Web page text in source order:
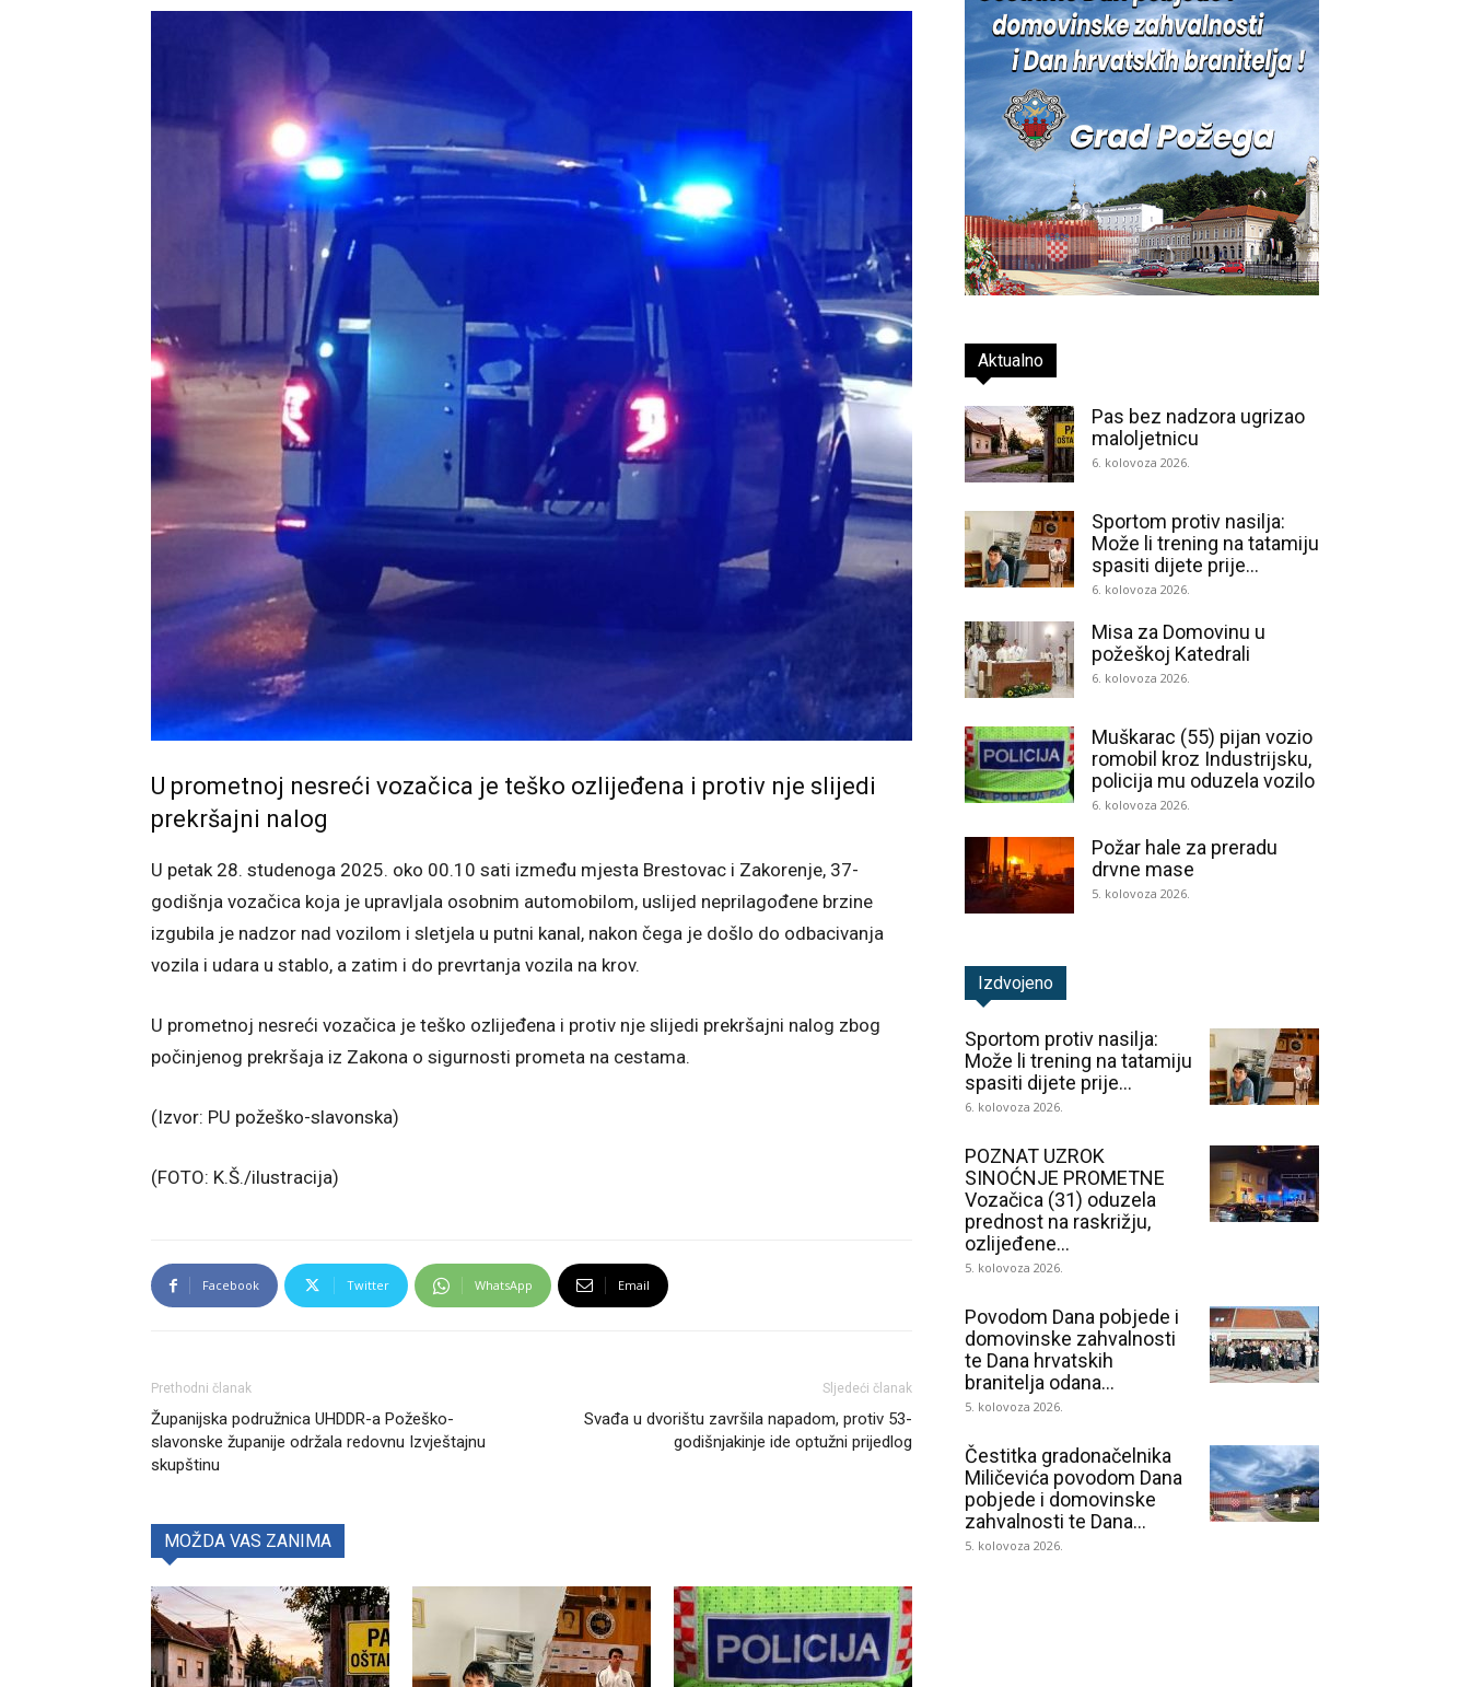
U prometnoj nesreći vozačica je teško ozlijeđena i protiv nje slijedi
prekršajni nalog
U petak 28. studenoga 2025. oko 00.10 sati između mjesta Brestovac i Zakorenje, 37-
godišnja vozačica koja je upravljala osobnim automobilom, uslijed neprilagođene brzine
izgubila je nadzor nad vozilom i sletjela u putni kanal, nakon čega je došlo do odbacivanja
vozila i udara u stablo, a zatim i do prevrtanja vozila na krov.
U prometnoj nesreći vozačica je teško ozlijeđena i protiv nje slijedi prekršajni nalog zbog
počinjenog prekršaja iz Zakona o sigurnosti prometa na cestama.
(Izvor: PU požeško-slavonska)
(FOTO: K.Š./ilustracija)
Facebook Twitter WhatsApp Email
Prethodni članak
Županijska podružnica UHDDR-a Požeško-
slavonske županije održala redovnu Izvještajnu
skupštinu
Sljedeći članak
Svađa u dvorištu završila napadom, protiv 53-
godišnjakinje ide optužni prijedlog
MOŽDA VAS ZANIMA
Aktualno
Pas bez nadzora ugrizao
maloljetnicu
6. kolovoza 2026.
Sportom protiv nasilja:
Može li trening na tatamiju
spasiti dijete prije...
6. kolovoza 2026.
Misa za Domovinu u
požeškoj Katedrali
6. kolovoza 2026.
Muškarac (55) pijan vozio
romobil kroz Industrijsku,
policija mu oduzela vozilo
6. kolovoza 2026.
Požar hale za preradu
drvne mase
5. kolovoza 2026.
Izdvojeno
Sportom protiv nasilja:
Može li trening na tatamiju
spasiti dijete prije...
6. kolovoza 2026.
POZNAT UZROK
SINOĆNJE PROMETNE
Vozačica (31) oduzela
prednost na raskrižju,
ozlijeđene...
5. kolovoza 2026.
Povodom Dana pobjede i
domovinske zahvalnosti
te Dana hrvatskih
branitelja odana...
5. kolovoza 2026.
Čestitka gradonačelnika
Miličevića povodom Dana
pobjede i domovinske
zahvalnosti te Dana...
5. kolovoza 2026.